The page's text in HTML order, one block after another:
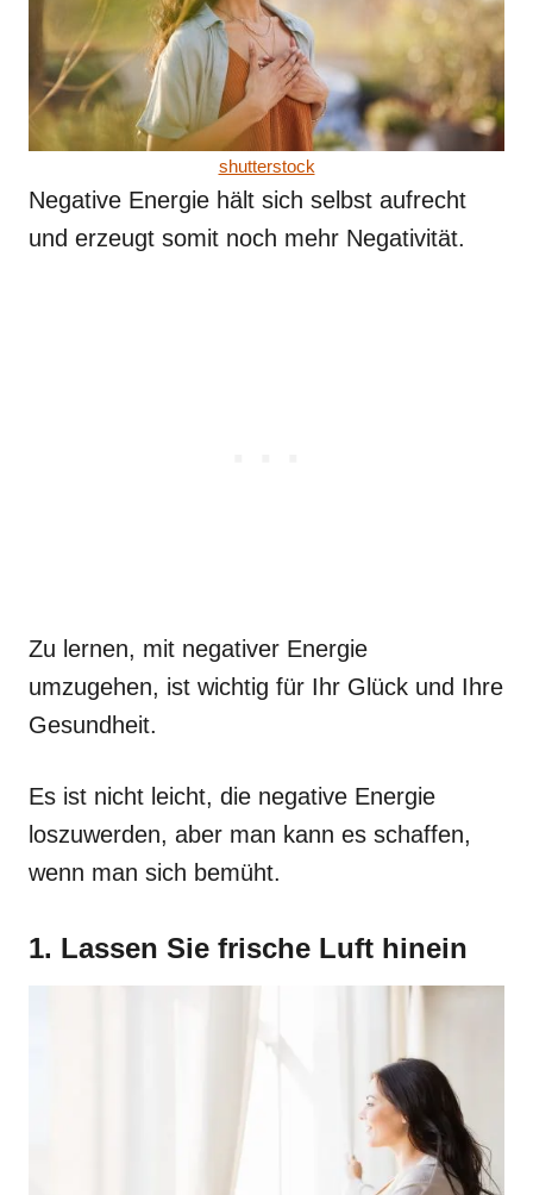
shutterstock
Negative Energie hält sich selbst aufrecht
und erzeugt somit noch mehr Negativität.
Zu lernen, mit negativer Energie
umzugehen, ist wichtig für Ihr Glück und Ihre
Gesundheit.
Es ist nicht leicht, die negative Energie
loszuwerden, aber man kann es schaffen,
wenn man sich bemüht.
1. Lassen Sie frische Luft hinein